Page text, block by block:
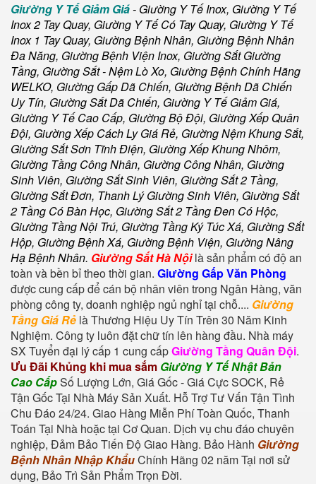
Giường Y Tế Giảm Giá- Giường Y Tế Inox, Giường Y Tế
Inox 2 Tay Quay, Giường Y Tế Có Tay Quay, Giường Y Tế
Inox 1 Tay Quay, Giường Bệnh Nhân, Giường Bệnh Nhân
Đa Năng, Giường Bệnh Viện Inox, Giường Sắt Giường
Tầng, Giường Sắt - Nệm Lò Xo, Giường Bệnh Chính Hãng
WELKO, Giường Gấp Dã Chiến, Giường Bệnh Dã Chiến
Uy Tín, Giường Sắt Dã Chiến, Giường Y Tế Giảm Giá,
Giường Y Tế Cao Cấp, Giường Bộ Đội, Giường Xếp Quân
Đội, Giường Xếp Cách Ly Giá Rẻ, Giường Nệm Khung Sắt,
Giường Sắt Sơn Tĩnh Điện, Giường Xếp Khung Nhôm,
Giường Tầng Công Nhân, Giường Công Nhân, Giường
Sinh Viên, Giường Sắt Sinh Viên, Giường Sắt 2 Tầng,
Giường Sắt Đơn, Thanh Lý Giường Sinh Viên, Giường Sắt
2 Tầng Có Bàn Học, Giường Sắt 2 Tầng Đen Có Hộc,
Giường Tầng Nội Trú, Giường Tầng Ký Túc Xá, Giường Sắt
Hộp, Giường Bệnh Xá, Giường Bệnh Viện, Giường Nâng
Hạ Bệnh Nhân. Giường Sắt Hà Nộilà sản phẩm có độ an
toàn và bền bỉ theo thời gian. Giường Gấp Văn Phòng
được cung cấp để cán bộ nhân viên trong Ngân Hàng, văn
phòng công ty, doanh nghiệp ngủ nghỉ tại chỗ.... Giường
Tầng Giá Rẻ là Thương Hiệu Uy Tín Trên 30 Năm Kinh
Nghiệm. Công ty luôn đặt chữ tín lên hàng đầu. Nhà máy
SX Tuyển đại lý cấp 1 cung cấpGiường Tầng Quân Đội.
Ưu Đãi Khủng khi mua sắm Giường Y Tế Nhật Bản
Cao CấpSố Lượng Lớn, Giá Gốc - Giá Cực SOCK, Rẻ
Tận Gốc Tại Nhà Máy Sản Xuất. Hỗ Trợ Tư Vấn Tận Tình
Chu Đáo 24/24. Giao Hàng Miễn Phí Toàn Quốc, Thanh
Toán Tại Nhà hoặc tại Cơ Quan. Dịch vụ chu đáo chuyên
nghiệp, Đảm Bảo Tiến Độ Giao Hàng. Bảo Hành Giường
Bệnh Nhân Nhập KhẩuChính Hãng 02 năm Tại nơi sử
dụng, Bảo Trì Sản Phẩm Trọn Đời.